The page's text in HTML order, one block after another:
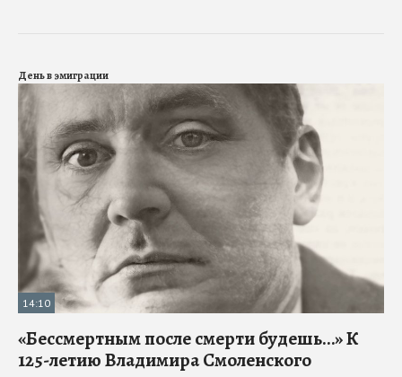
День в эмиграции
14:10
«Бессмертным после смерти будешь…» К
125-летию Владимира Смоленского